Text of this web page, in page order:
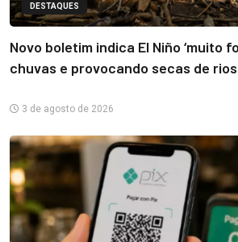
DESTAQUES
Novo boletim indica El Niño ‘muito
chuvas e provocando secas de rios
3 de agosto de 2026